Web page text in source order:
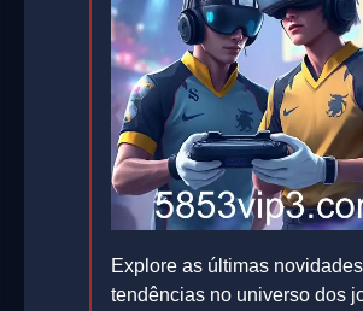
Explore as últimas
tendências no universo dos